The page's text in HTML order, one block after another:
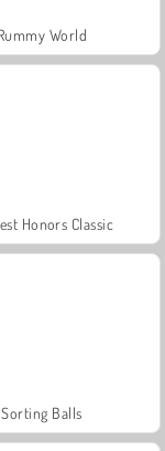
World
Honors Classic
Sorting Balls